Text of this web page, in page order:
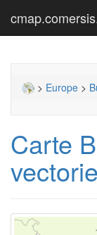
> Europe >
Carte